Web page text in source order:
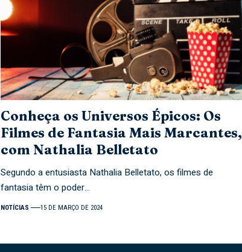
Conheça os Universos Épicos: Os
Filmes de Fantasia Mais Marcantes,
com Nathalia Belletato
Segundo a entusiasta Nathalia Belletato, os filmes de
fantasia têm o poder…
NOTÍCIAS 15 DE MARÇO DE 2024